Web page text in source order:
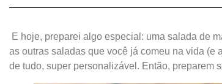
E hoje, preparei algo especial: uma salada de
as outras saladas que você já comeu na vida (e
de tudo, super personalizável. Então, preparem